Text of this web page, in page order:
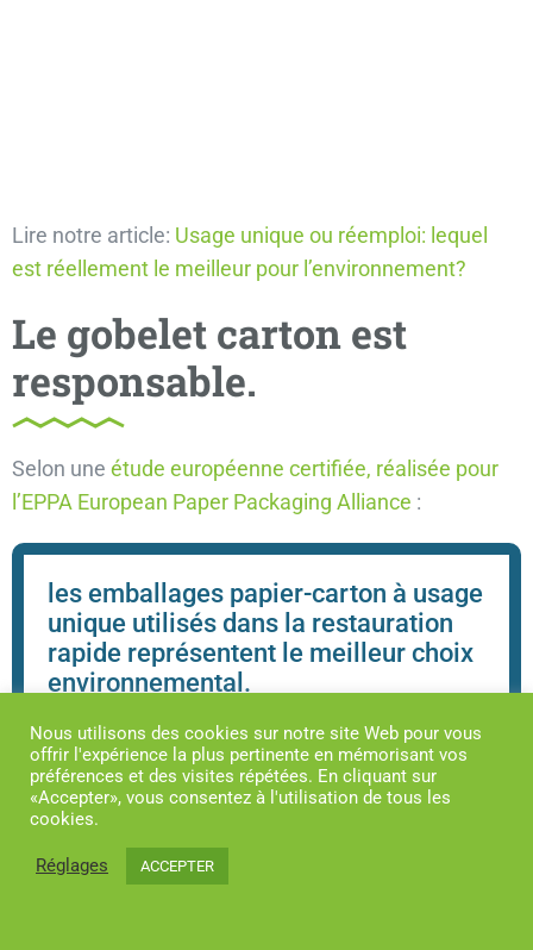
Le gobelet carton est
responsable.
Selon une étude européenne certifiée, réalisée pour
l’EPPA European Paper Packaging Alliance :
les emballages papier-carton à usage
unique utilisés dans la restauration
rapide représentent le meilleur choix
environnemental.
Cette Analyse de Cycle de Vie, réalisée par le cabinet
international Ramboll et certifiée par TÜV (normes
deux “systèmes” – usage unique et usage multiple –
Lire notre article: Usage unique ou réemploi: lequel
est réellement le meilleur pour l’environnement?
Nous utilisons des cookies sur notre site Web pour vous
offrir l'expérience la plus pertinente en mémorisant vos
préférences et des visites répétées. En cliquant sur
«Accepter», vous consentez à l'utilisation de tous les
cookies.
Réglages ACCEPTER